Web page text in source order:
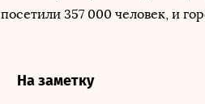
посетили 357 000 человек, и
На заметку